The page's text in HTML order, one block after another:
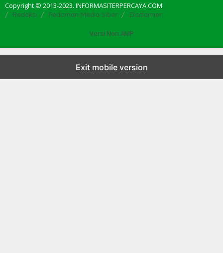
Copyright © 2013-2023. INFORMASITERPERCAYA.COM
Redaksi Pedoman Media Siber Disclaimer
Versi Non AMP
Exit mobile version